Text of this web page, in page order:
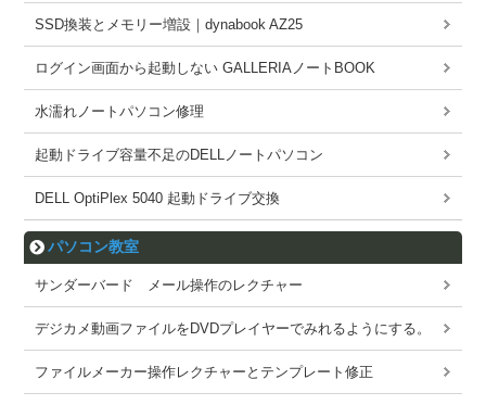
SSD換装とメモリー増設｜dynabook AZ25
ログイン画面から起動しない GALLERIAノートBOOK
水濡れノートパソコン修理
起動ドライブ容量不足のDELLノートパソコン
DELL OptiPlex 5040 起動ドライブ交換
パソコン教室
サンダーバード メール操作のレクチャー
デジカメ動画ファイルをDVDプレイヤーでみれるようにする。
ファイルメーカー操作レクチャーとテンプレート修正